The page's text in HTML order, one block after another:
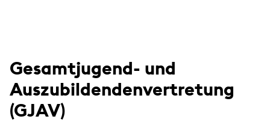
Gesamtjugend- und
Auszubildendenvertretung
(GJAV)